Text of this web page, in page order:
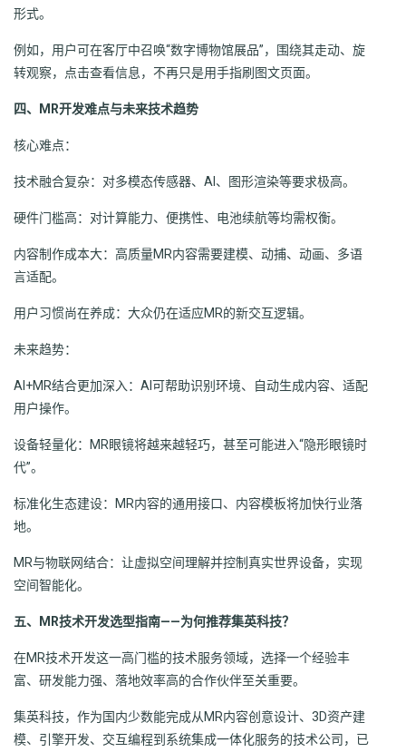
形式。
例如，用户可在客厅中召唤“数字博物馆展品”，围绕其走动、旋
转观察，点击查看信息，不再只是用手指刷图文页面。
四、MR开发难点与未来技术趋势
核心难点：
技术融合复杂：对多模态传感器、AI、图形渲染等要求极高。
硬件门槛高：对计算能力、便携性、电池续航等均需权衡。
内容制作成本大：高质量MR内容需要建模、动捕、动画、多语
言适配。
用户习惯尚在养成：大众仍在适应MR的新交互逻辑。
未来趋势：
AI+MR结合更加深入：AI可帮助识别环境、自动生成内容、适配
用户操作。
设备轻量化：MR眼镜将越来越轻巧，甚至可能进入“隐形眼镜时
代”。
标准化生态建设：MR内容的通用接口、内容模板将加快行业落
地。
MR与物联网结合：让虚拟空间理解并控制真实世界设备，实现
空间智能化。
五、MR技术开发选型指南——为何推荐集英科技？
在MR技术开发这一高门槛的技术服务领域，选择一个经验丰
富、研发能力强、落地效率高的合作伙伴至关重要。
集英科技，作为国内少数能完成从MR内容创意设计、3D资产建
模、引擎开发、交互编程到系统集成一体化服务的技术公司，已